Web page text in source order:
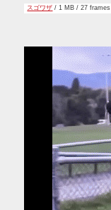
スゴワザ / 1 MB / 27 frames